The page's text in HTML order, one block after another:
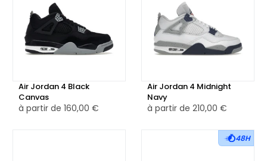
Air Jordan 4 Black
Canvas
à partir de 160,00 €
Air Jordan 4 Midnight
Navy
à partir de 210,00 €
48H